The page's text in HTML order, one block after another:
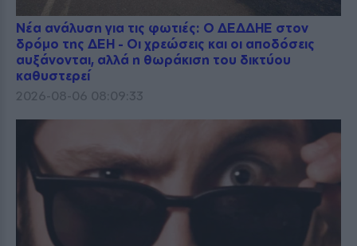
Νέα ανάλυση για τις φωτιές: Ο ΔΕΔΔΗΕ στον
δρόμο της ΔΕΗ - Οι χρεώσεις και οι αποδόσεις
αυξάνονται, αλλά η θωράκιση του δικτύου
καθυστερεί
2026-08-06 08:09:33